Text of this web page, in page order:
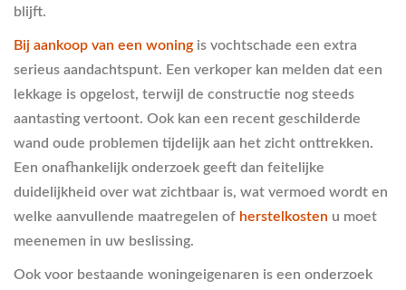
blijft.
Bij aankoop van een woning is vochtschade een extra
serieus aandachtspunt. Een verkoper kan melden dat een
lekkage is opgelost, terwijl de constructie nog steeds
aantasting vertoont. Ook kan een recent geschilderde
wand oude problemen tijdelijk aan het zicht onttrekken.
Een onafhankelijk onderzoek geeft dan feitelijke
duidelijkheid over wat zichtbaar is, wat vermoed wordt en
welke aanvullende maatregelen of herstelkosten u moet
meenemen in uw beslissing.
Ook voor bestaande woningeigenaren is een onderzoek